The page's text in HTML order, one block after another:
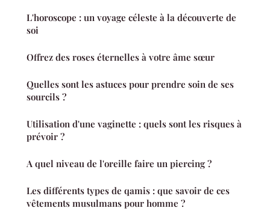
L'horoscope : un voyage céleste à la découverte de
soi
Offrez des roses éternelles à votre âme sœur
Quelles sont les astuces pour prendre soin de ses
sourcils ?
Utilisation d'une vaginette : quels sont les risques à
prévoir ?
A quel niveau de l'oreille faire un piercing ?
Les différents types de qamis : que savoir de ces
vêtements musulmans pour homme ?